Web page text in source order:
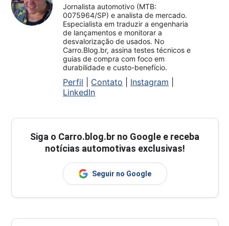
Jornalista automotivo (MTB:
0075964/SP) e analista de mercado.
Especialista em traduzir a engenharia
de lançamentos e monitorar a
desvalorização de usados. No
Carro.Blog.br, assina testes técnicos e
guias de compra com foco em
durabilidade e custo-benefício.
Perfil Contato Instagram
LinkedIn
Siga o Carro.blog.br no Google e receba
notícias automotivas exclusivas!
Seguir no Google